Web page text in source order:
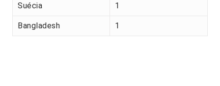
Suécia 1
Bangladesh 1